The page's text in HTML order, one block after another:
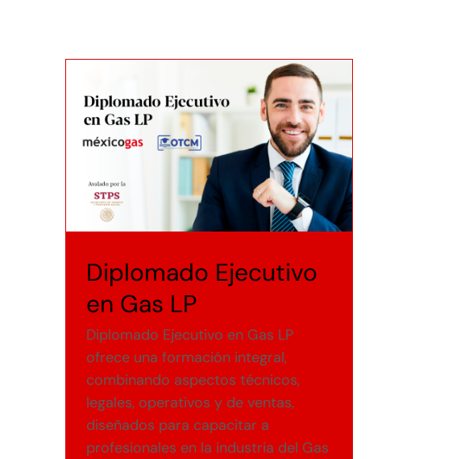
Diplomado Ejecutivo
en Gas LP
Diplomado Ejecutivo en Gas LP
ofrece una formación integral,
combinando aspectos técnicos,
legales, operativos y de ventas,
diseñados para capacitar a
profesionales en la industria del Gas